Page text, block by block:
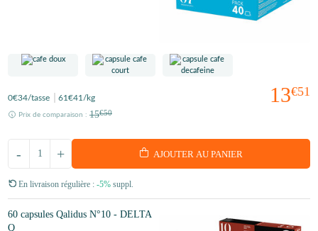
13€51
0€34/tasse 61€41 /kg
Prix de comparaison : 15€50
+
- AJOUTER AU PANIER
En livraison régulière : -5% suppl.
60 capsules Qalidus N°10 - DELTA
Q